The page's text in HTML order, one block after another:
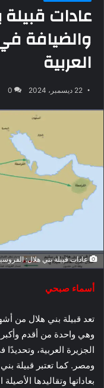
عادات
والضيافة
العربية
22 ديسمبر، 2024 0
عادات قبيلة بني هلال:
أسماء صبحي
تعد قبيلة بني هلال من
وهي واحدة من أقدم
الجزيرة العربية، وتحديدًا
ومصر. كما تعتبر قبيلة
بعاداتها وتقاليدها